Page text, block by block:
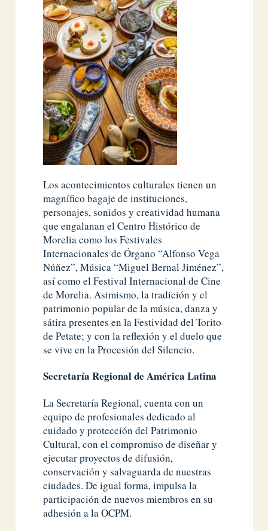
Los acontecimientos culturales tienen un
magnífico bagaje de instituciones,
personajes, sonidos y creatividad humana
que engalanan el Centro Histórico de
Morelia como los Festivales
Internacionales de Órgano “Alfonso Vega
Núñez”, Música “Miguel Bernal Jiménez”,
así como el Festival Internacional de Cine
de Morelia. Asimismo, la tradición y el
patrimonio popular de la música, danza y
sátira presentes en la Festividad del Torito
de Petate; y con la reflexión y el duelo que
se vive en la Procesión del Silencio.
Secretaría Regional de América Latina
La Secretaría Regional, cuenta con un
equipo de profesionales dedicado al
cuidado y protección del Patrimonio
Cultural, con el compromiso de diseñar y
ejecutar proyectos de difusión,
conservación y salvaguarda de nuestras
ciudades. De igual forma, impulsa la
participación de nuevos miembros en su
adhesión a la OCPM.